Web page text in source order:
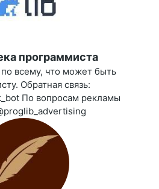
программиста
всему, что может быть
Обратная связь:
По вопросам рекламы